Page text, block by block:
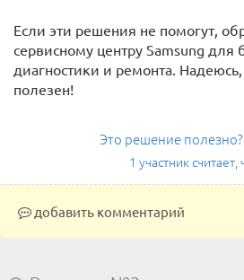
Если эти решения не помогут,
сервисному центру Samsung для
диагностики и ремонта.
полезен!
Это решение полезно?
1 участник
добавить комментарий